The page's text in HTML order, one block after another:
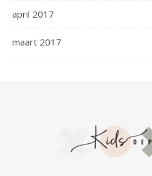
april 2017
maart 2017